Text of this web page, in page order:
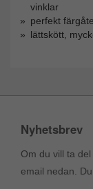
vinklar
perfekt
lättskött,
Nyhetsbrev
Om du vill ta
email nedan.